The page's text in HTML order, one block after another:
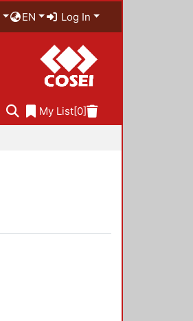
EN Log In
My List[0]